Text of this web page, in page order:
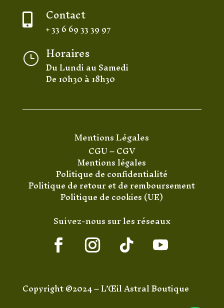
 Contact
+ 33 6 69 33 39 97
} Horaires
Du Lundi au Samedi
De 10h30 à 18h30
Mentions Légales
CGU–CGV
Mentions légales
Politique de confidentialité
Politique de retour et de remboursement
Politique de cookies (UE)
Suivez-nous sur les réseaux
Copyright ©2024 – L’Œil Astral Boutique